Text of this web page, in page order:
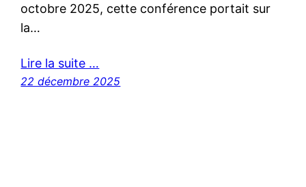
octobre 2025, cette conférence portait sur
la…
Lire la suite …
22 décembre 2025